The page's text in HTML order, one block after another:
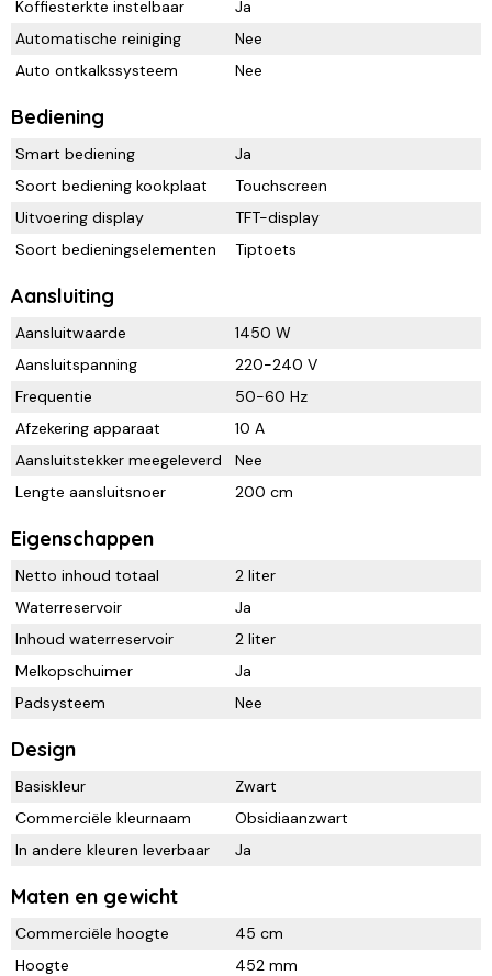
Koffiesterkte instelbaar
Ja
Automatische reiniging
Nee
Auto ontkalkssysteem
Nee
Bediening
Smart bediening
Ja
Soort bediening kookplaat
Touchscreen
Uitvoering display
TFT-display
Soort bedieningselementen
Tiptoets
Aansluiting
Aansluitwaarde
1450 W
Aansluitspanning
220-240 V
Frequentie
50-60 Hz
Afzekering apparaat
10 A
Aansluitstekker meegeleverd
Nee
Lengte aansluitsnoer
200 cm
Eigenschappen
Netto inhoud totaal
2 liter
Waterreservoir
Ja
Inhoud waterreservoir
2 liter
Melkopschuimer
Ja
Padsysteem
Nee
Design
Basiskleur
Zwart
Commerciële kleurnaam
Obsidiaanzwart
In andere kleuren leverbaar
Ja
Maten en gewicht
Commerciële hoogte
45 cm
Hoogte
452 mm